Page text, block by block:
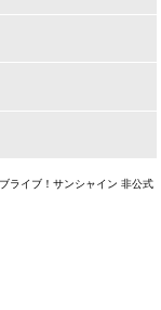
ライブ！サンシャイン 非公式